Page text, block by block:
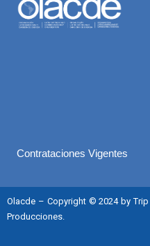
Contrataciones Vigentes
Olacde – Copyright © 2024 by Trip
Producciones.